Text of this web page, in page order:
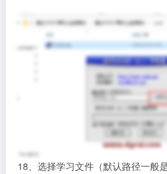
18、选择学习文件（默认路径一般